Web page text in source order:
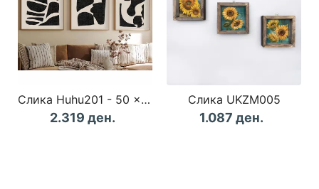
Слика Huhu201 - 50 x 70
2.319 ден.
Слика UKZM005
1.087 ден.